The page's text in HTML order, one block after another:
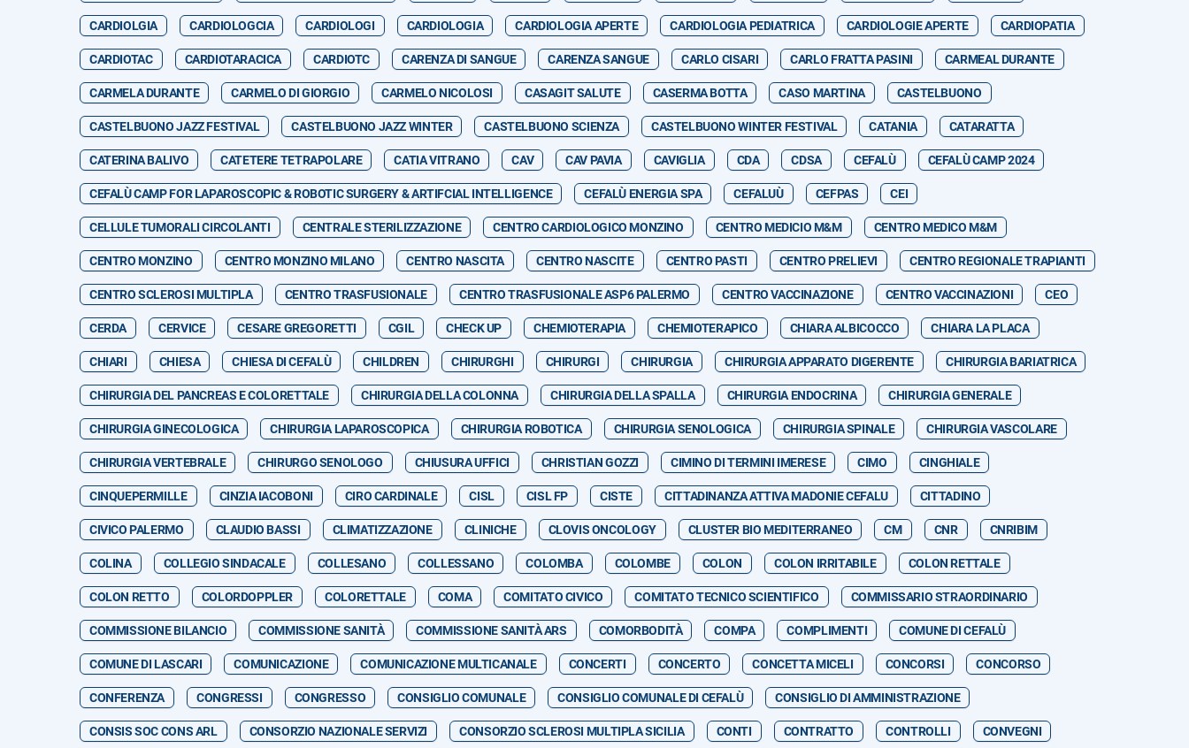
CARDIOLGIA CARDIOLOGCIA CARDIOLOGI CARDIOLOGIA CARDIOLOGIA APERTE CARDIOLOGIA PEDIATRICA CARDIOLOGIE APERTE CARDIOPATIA
CARDIOTAC CARDIOTARACICA CARDIOTC CARENZA DI SANGUE CARENZA SANGUE CARLO CISARI CARLO FRATTA PASINI CARMEAL DURANTE
CARMELA DURANTE CARMELO DI GIORGIO CARMELO NICOLOSI CASAGIT SALUTE CASERMA BOTTA CASO MARTINA CASTELBUONO
CASTELBUONO JAZZ FESTIVAL CASTELBUONO JAZZ WINTER CASTELBUONO SCIENZA CASTELBUONO WINTER FESTIVAL CATANIA CATARATTA
CATERINA BALIVO CATETERE TETRAPOLARE CATIA VITRANO CAV CAV PAVIA CAVIGLIA CDA CDSA CEFALÙ CEFALÙ CAMP 2024
CEFALÙ CAMP FOR LAPAROSCOPIC & ROBOTIC SURGERY & ARTIFCIAL INTELLIGENCE CEFALÙ ENERGIA SPA CEFALUÙ CEFPAS CEI
CELLULE TUMORALI CIRCOLANTI CENTRALE STERILIZZAZIONE CENTRO CARDIOLOGICO MONZINO CENTRO MEDICIO M&M CENTRO MEDICO M&M
CENTRO MONZINO CENTRO MONZINO MILANO CENTRO NASCITA CENTRO NASCITE CENTRO PASTI CENTRO PRELIEVI CENTRO REGIONALE TRAPIANTI
CENTRO SCLEROSI MULTIPLA CENTRO TRASFUSIONALE CENTRO TRASFUSIONALE ASP6 PALERMO CENTRO VACCINAZIONE CENTRO VACCINAZIONI CEO
CERDA CERVICE CESARE GREGORETTI CGIL CHECK UP CHEMIOTERAPIA CHEMIOTERAPICO CHIARA ALBICOCCO CHIARA LA PLACA
CHIARI CHIESA CHIESA DI CEFALÙ CHILDREN CHIRURGHI CHIRURGI CHIRURGIA CHIRURGIA APPARATO DIGERENTE CHIRURGIA BARIATRICA
CHIRURGIA DEL PANCREAS E COLORETTALE CHIRURGIA DELLA COLONNA CHIRURGIA DELLA SPALLA CHIRURGIA ENDOCRINA CHIRURGIA GENERALE
CHIRURGIA GINECOLOGICA CHIRURGIA LAPAROSCOPICA CHIRURGIA ROBOTICA CHIRURGIA SENOLOGICA CHIRURGIA SPINALE CHIRURGIA VASCOLARE
CHIRURGIA VERTEBRALE CHIRURGO SENOLOGO CHIUSURA UFFICI CHRISTIAN GOZZI CIMINO DI TERMINI IMERESE CIMO CINGHIALE
CINQUEPERMILLE CINZIA IACOBONI CIRO CARDINALE CISL CISL FP CISTE CITTADINANZA ATTIVA MADONIE CEFALU CITTADINO
CIVICO PALERMO CLAUDIO BASSI CLIMATIZZAZIONE CLINICHE CLOVIS ONCOLOGY CLUSTER BIO MEDITERRANEO CM CNR CNRIBIM
COLINA COLLEGIO SINDACALE COLLESANO COLLESSANO COLOMBA COLOMBE COLON COLON IRRITABILE COLON RETTALE
COLON RETTO COLORDOPPLER COLORETTALE COMA COMITATO CIVICO COMITATO TECNICO SCIENTIFICO COMMISSARIO STRAORDINARIO
COMMISSIONE BILANCIO COMMISSIONE SANITÀ COMMISSIONE SANITÀ ARS COMORBODITÀ COMPA COMPLIMENTI COMUNE DI CEFALÙ
COMUNE DI LASCARI COMUNICAZIONE COMUNICAZIONE MULTICANALE CONCERTI CONCERTO CONCETTA MICELI CONCORSI CONCORSO
CONFERENZA CONGRESSI CONGRESSO CONSIGLIO COMUNALE CONSIGLIO COMUNALE DI CEFALÙ CONSIGLIO DI AMMINISTRAZIONE
CONSIS SOC CONS ARL CONSORZIO NAZIONALE SERVIZI CONSORZIO SCLEROSI MULTIPLA SICILIA CONTI CONTRATTO CONTROLLI CONVEGNI